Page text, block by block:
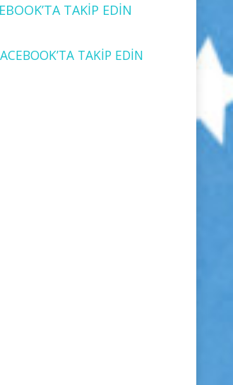
TAKİP EDİN
TAKİP EDİN